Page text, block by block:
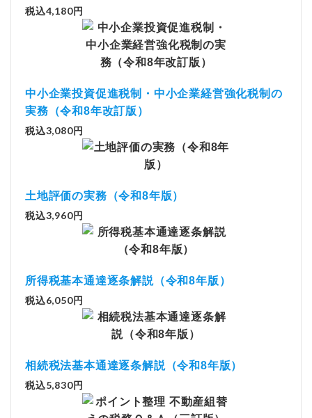
税込4,180円
中小企業投資促進税制・中小企業経営強化税制の
実務（令和8年改訂版）
税込3,080円
土地評価の実務（令和8年版）
税込3,960円
所得税基本通達逐条解説（令和8年版）
税込6,050円
相続税法基本通達逐条解説（令和8年版）
税込5,830円